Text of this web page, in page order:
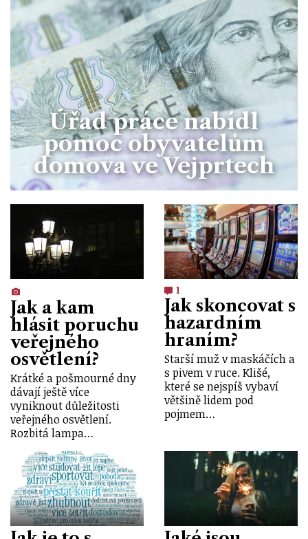
Úřad práce nabídl
pomoc obyvatelům
domova ve Vejprtech
Jak a kam
hlásit poruchu
veřejného
osvětlení?
Krátké a pošmourné dny
dávají ještě více
vyniknout důležitosti
veřejného osvětlení.
Rozbitá lampa…
1
Jak skoncovat s
hazardním
hraním?
Starší muž v maskáčích a
s pivem v ruce. Klišé,
které se nejspíš vybaví
většině lidem pod
pojmem…